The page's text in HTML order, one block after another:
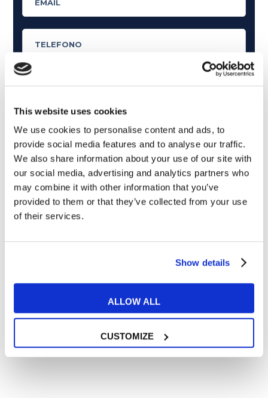
This website uses cookies
We use cookies to personalise content and ads, to
provide social media features and to analyse our traffic.
We also share information about your use of our site with
our social media, advertising and analytics partners who
may combine it with other information that you’ve
provided to them or that they’ve collected from your use
of their services.
Show details
ALLOW ALL
CUSTOMIZE
Articoli dedicati alla grammatica inglese
Articoli dedicati a inglese nel mondo del lavoro
Articoli con tips e new sulla lingua inglese
Articoli divertenti su film e musica
In quanto di età superiore ai 16 anni, dichiaro di acconsentire
al trattamento dei miei dati personali in conformità
** le sedi contrassegnate con * offrono sempre solo corsi online
RICHIEDI INFORMAZIONI